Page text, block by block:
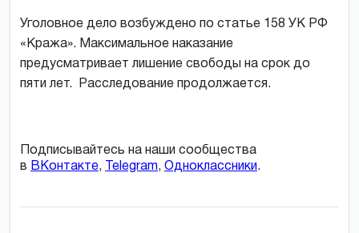
Уголовное дело возбуждено по статье 158 УК РФ
«Кража». Максимальное наказание
предусматривает лишение свободы на срок до
пяти лет. Расследование продолжается.
Подписывайтесь на наши сообщества
в ВКонтакте, Telegram, Одноклассники .